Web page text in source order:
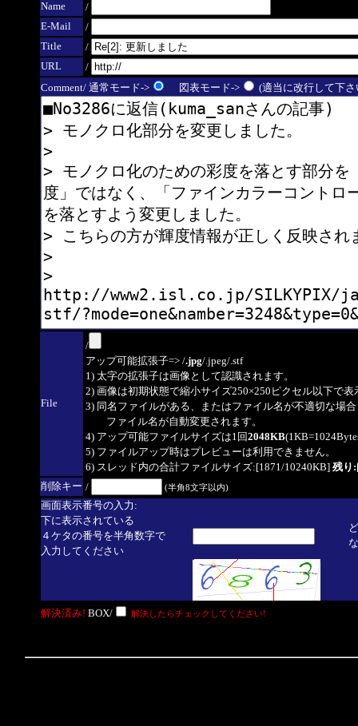
Name
/
E-Mail
/
Title
/
URL
/
Comment/ 通常モード->
図表モード-> (適当に改行して下
File
/
アップ可能拡張子=> /.jpg/.jpeg/.stf
1) 太字の拡張子は画像として認識されます。
2) 画像は初期状態で縮小サイズ250×250ピクセル以下で表
3) 同名ファイルがある、またはファイル名が不適切な場
ファイル名が自動変更されます。
4) アップ可能ファイルサイズは1回2048KB
5) ファイルアップ時はプレビューは利用できません。
6) スレッド内の合計ファイルサイズ:[1871/10240KB] 残り
削除キー / (半角8文字以内)
画面表示番号の入力:
下に表示されている
４ケタの番号を半角数字で
入力してください
解決済み! BOX/ 解決したらチェックしてください!